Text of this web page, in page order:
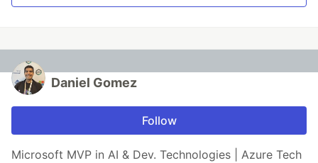
Daniel Gomez
Follow
Microsoft MVP in AI & Dev. Technologies | Azure Tech